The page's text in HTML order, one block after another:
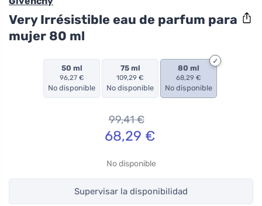
Very Irrésistible eau de parfum para
mujer 80 ml
50 ml
96,27 €
No disponible
75 ml
109,29 €
No disponible
80 ml
68,29 €
No disponible
99,41€
68,29 €
No disponible
Supervisar la disponibilidad